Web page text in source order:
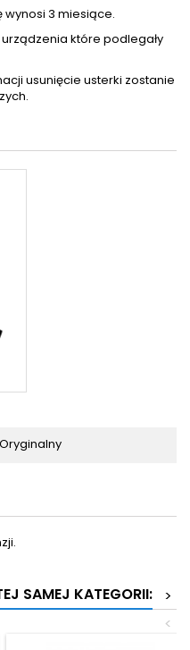
wynosi 3 miesiące.
które podlegały
usunięcie usterki zostanie
Oryginalny
SAMEJ KATEGORII:
>
<